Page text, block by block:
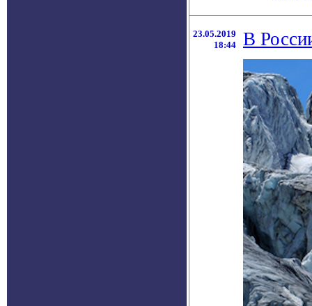
23.05.2019
18:44
В